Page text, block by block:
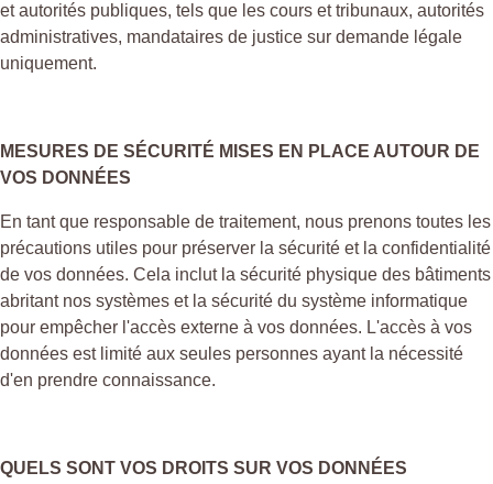
et autorités publiques, tels que les cours et tribunaux, autorités
administratives, mandataires de justice sur demande légale
uniquement.
MESURES DE SÉCURITÉ MISES EN PLACE AUTOUR DE
VOS DONNÉES
En tant que responsable de traitement, nous prenons toutes les
précautions utiles pour préserver la sécurité et la confidentialité
de vos données. Cela inclut la sécurité physique des bâtiments
abritant nos systèmes et la sécurité du système informatique
pour empêcher l'accès externe à vos données. L'accès à vos
données est limité aux seules personnes ayant la nécessité
d'en prendre connaissance.
QUELS SONT VOS DROITS SUR VOS DONNÉES